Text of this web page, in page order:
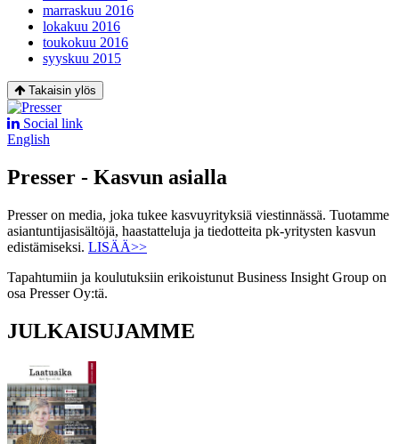
marraskuu 2016
lokakuu 2016
toukokuu 2016
syyskuu 2015
Takaisin ylös
Social link
English
Presser - Kasvun asialla
Presser on media, joka tukee kasvuyrityksiä viestinnässä. Tuotamme
asiantuntijasisältöjä, haastatteluja ja tiedotteita pk-yritysten kasvun
edistämiseksi. LISÄÄ>>
Tapahtumiin ja koulutuksiin erikoistunut Business Insight Group on
osa Presser Oy:tä.
JULKAISUJAMME